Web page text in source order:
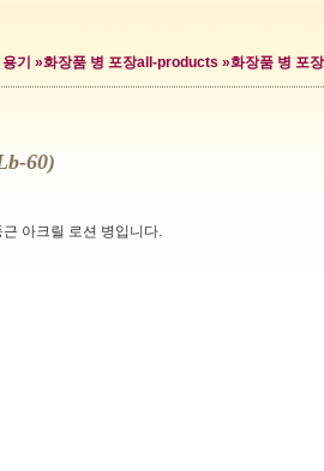
기 »화장품 병 포장all-products »화장품 병 포
60)
아크릴 로션 병입니다.